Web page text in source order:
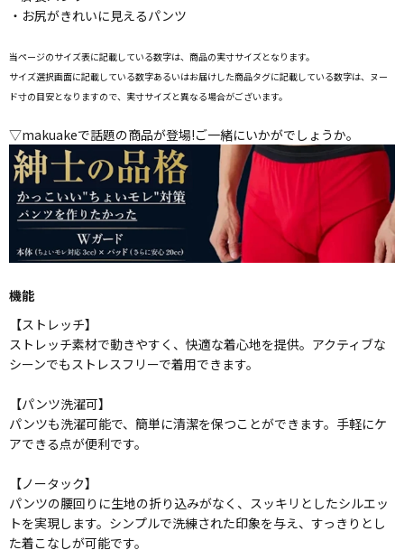
・お尻がきれいに見えるパンツ
当ページのサイズ表に記載している数字は、商品の実寸サイズとなります。
サイズ選択画面に記載している数字あるいはお届けした商品タグに記載している数字は、ヌー
ド寸の目安となりますので、実寸サイズと異なる場合がございます。
▽makuakeで話題の商品が登場!ご一緒にいかがでしょうか。
機能
【ストレッチ】
ストレッチ素材で動きやすく、快適な着心地を提供。アクティブな
シーンでもストレスフリーで着用できます。
【パンツ洗濯可】
パンツも洗濯可能で、簡単に清潔を保つことができます。手軽にケ
アできる点が便利です。
【ノータック】
パンツの腰回りに生地の折り込みがなく、スッキリとしたシルエッ
トを実現します。シンプルで洗練された印象を与え、すっきりとし
た着こなしが可能です。